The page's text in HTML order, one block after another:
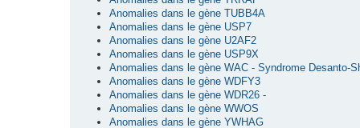
Anomalies dans le gène TUBB4A
Anomalies dans le gène USP7
Anomalies dans le gène U2AF2
Anomalies dans le gène USP9X
Anomalies dans le gène WAC - Syndrome Desanto-
Anomalies dans le gène WDFY3
Anomalies dans le gène WDR26 -
Anomalies dans le gène WWOS
Anomalies dans le gène YWHAG